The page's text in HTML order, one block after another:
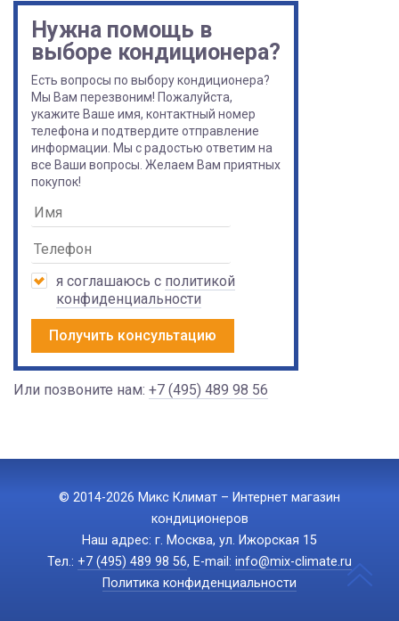
Нужна помощь в
выборе кондиционера?
Есть вопросы по выбору кондиционера?
Мы Вам перезвоним! Пожалуйста,
укажите Ваше имя, контактный номер
телефона и подтвердите отправление
информации. Мы с радостью ответим на
все Ваши вопросы. Желаем Вам приятных
покупок!
я соглашаюсь с политикой
конфиденциальности
Получить консультацию
Или позвоните нам: +7 (495) 489 98 56
© 2014-2026 Микс Климат – Интернет магазин
кондиционеров
Наш адрес: г. Москва, ул. Ижорская 15
Тел.: +7 (495) 489 98 56, E-mail: info@mix-climate.ru
Политика конфиденциальности